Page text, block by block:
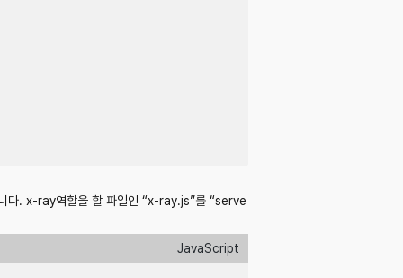
니다. x-ray역할을 할 파일인 “x-ray.js”를 “serve
JavaScript